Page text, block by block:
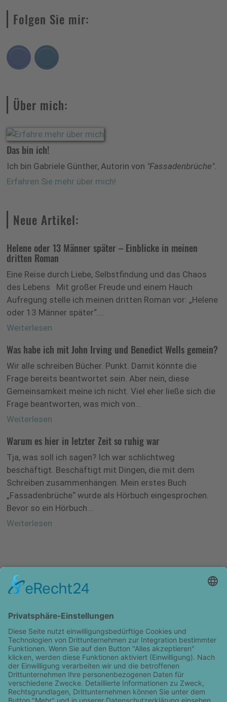
Folgen Sie mir:
Über mich:
Das bin ich!
Ich bin Gabriele Günther, Autorin von "Fassadenbrüche".
Erfahren Sie mehr über mich!
Neue Artikel:
Helene oder 13 Männer später – Einblicke in meinen
dritten Roman
Eine Reise durch Liebe, Selbstfindung und das Chaos
des Lebens Mit großer Freude und einem Hauch
Aufregung stelle ich meinen dritten Roman vor: „Helene
oder 13 Männer später“....
Weiterlesen
Was habe ich mit John Irving und Benedict Wells gemein?
Wir alle schreiben Bücher. Punkt. Damit könnte die
Frage bereits beantwortet sein. Aber nein, diese
Gemeinsamkeit meine ich nicht. Viel eher ließe sich die
Frage beantworten, was mich von...
Weiterlesen
Warum es hier in letzter Zeit so ruhig war
Tja, was soll ich sagen? Ich war schlichtweg
beschäftigt. Beschäftigt mit Dingen, die mit dem
Schreiben zusammenhängen. Mein erstes Buch
„Fassadenbrüche“ wurde als Hörbuch eingesprochen.
Bevor so ein Hörbuch...
Weiterlesen
KONTAKT
IMPRESSUM
DATENSCHUTZ